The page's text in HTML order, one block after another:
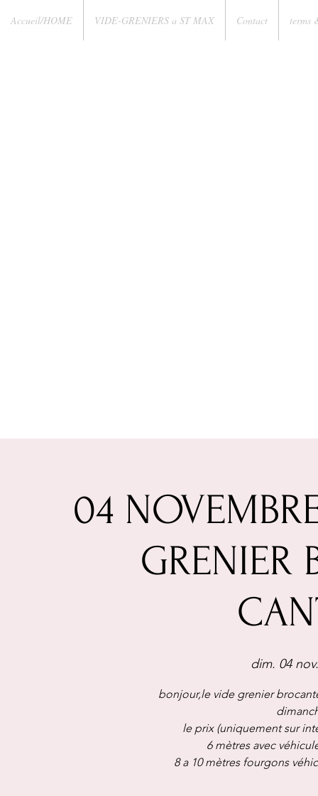
Accueil/HOME VIDE-GRENIERS a ST MAX Contact terms
04
GRENIER
dim. 04 nov.
bonjour,le vide grenier
le prix (uniquement sur
6 mètres avec